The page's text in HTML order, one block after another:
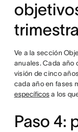
Ve a la sección
anuales. Cada año
visión de cinco
cada año en fases
específicosa los
Paso 4: